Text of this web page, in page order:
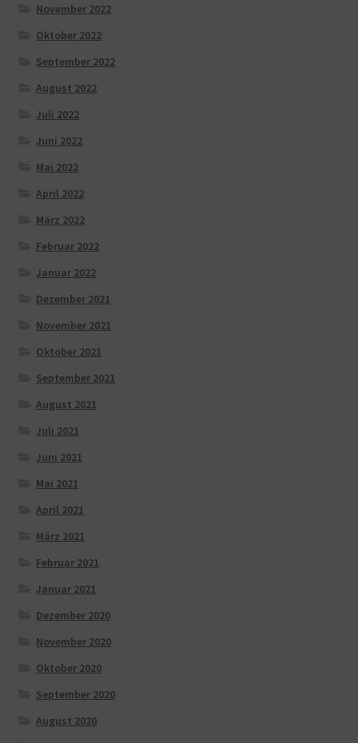
November 2022
Oktober 2022
September 2022
August 2022
Juli 2022
Juni 2022
Mai 2022
April 2022
März 2022
Februar 2022
Januar 2022
Dezember 2021
November 2021
Oktober 2021
September 2021
August 2021
Juli 2021
Juni 2021
Mai 2021
April 2021
März 2021
Februar 2021
Januar 2021
Dezember 2020
November 2020
Oktober 2020
September 2020
August 2020